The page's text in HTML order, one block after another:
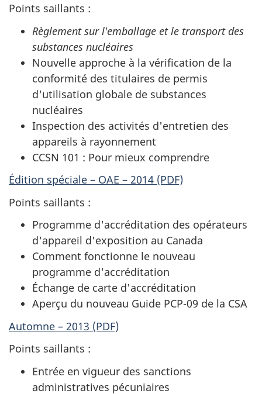
Points saillants :
Règlement sur l'emballage et le transport des
substances nucléaires
Nouvelle approche à la vérification de la
conformité des titulaires de permis
d'utilisation globale de substances
nucléaires
Inspection des activités d'entretien des
appareils à rayonnement
CCSN 101 : Pour mieux comprendre
Édition spéciale – OAE – 2014 (PDF)
Points saillants :
Programme d'accréditation des opérateurs
d'appareil d'exposition au Canada
Comment fonctionne le nouveau
programme d'accréditation
Échange de carte d'accréditation
Aperçu du nouveau Guide PCP-09 de la CSA
Automne – 2013 (PDF)
Points saillants :
Entrée en vigueur des sanctions
administratives pécuniaires